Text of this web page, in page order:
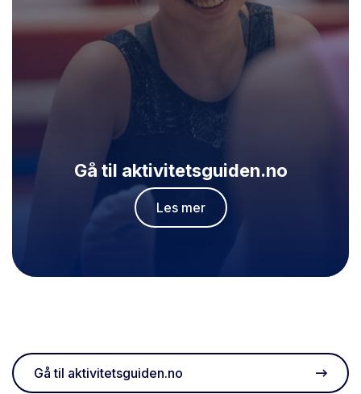
Gå til aktivitetsguiden.no
Les mer
Gå til aktivitetsguiden.no